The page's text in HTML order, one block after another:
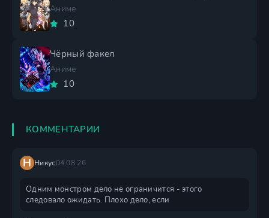
Аниме
10
Чёрный факел
Аниме
10
КОММЕНТАРИИ
Н Никус04.08.26
Одним монстром дело не ограничится - этого
следовало ожидать. Плохо дело, если